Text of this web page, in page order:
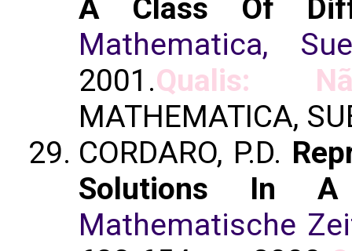
A Class Of
Mathematica,
2001.Qualis:
MATHEMATICA,
CORDARO, P.D.
Solutions In A
Mathematische